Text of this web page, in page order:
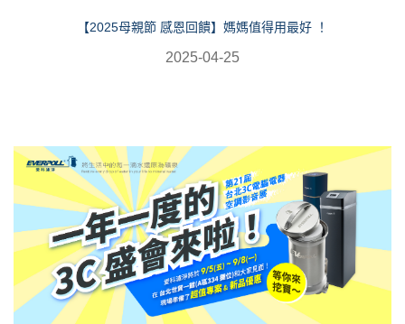
【2025母親節 感恩回饋】媽媽值得用最好 ！
2025-04-25